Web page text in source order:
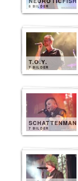
8 BILDER
T.O.Y.
7 BILDER
SCHATTENMANN
7 BILDER